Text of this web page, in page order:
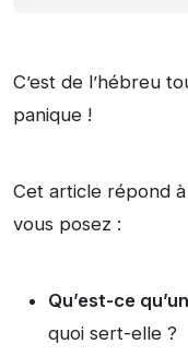
C’est de l’hébreu
panique !
Cet article répond
vous posez :
Qu’est-ce
quoi sert-elle ?